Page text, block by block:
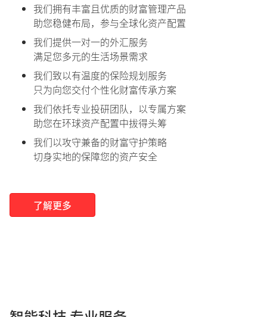
我们拥有丰富且优质的财富管理产品
助您稳健布局，参与全球化资产配置
我们提供一对一的外汇服务
满足您多元的生活场景需求
我们致以有温度的保险规划服务
只为向您交付个性化财富传承方案
我们依托专业投研团队，以专属方案
助您在环球资产配置中拔得头筹
我们以攻守兼备的财富守护策略
切身实地的保障您的资产安全
了解更多